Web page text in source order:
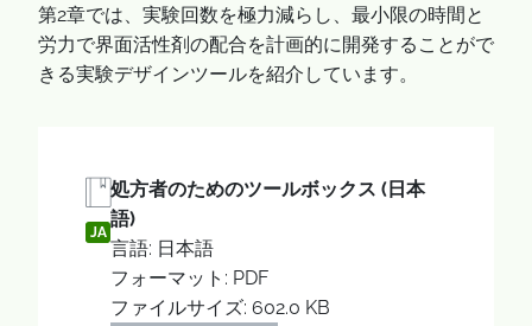
第2章では、実験回数を極力減らし、最小限の時間と
労力で界面活性剤の配合を計画的に開発することがで
きる実験デザインツールを紹介しています。
JA
処方者のためのツールボックス (日本
語)
言語: 日本語
フォーマット: PDF
ファイルサイズ: 602.0 KB